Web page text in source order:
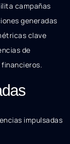
campañas
generadas
clave
de
impulsadas